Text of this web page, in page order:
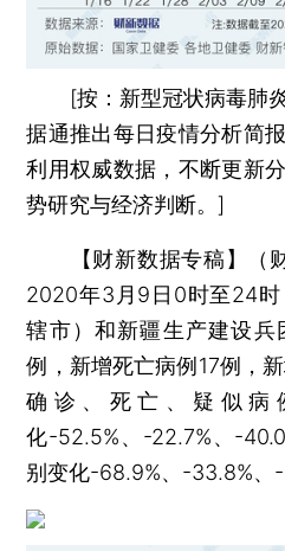
[按：新型冠状病毒肺炎
据通推出每日疫情分析简
利用权威数据，不断更新
势研究与经济判断。]
【财新数据专稿】（
2020年3月9日0时至24时
辖市）和新疆生产建设兵
例，新增死亡病例17例，
确诊、死亡、疑似
化-52.5%、-22.7%、-
别变化-68.9%、-33.8%、-